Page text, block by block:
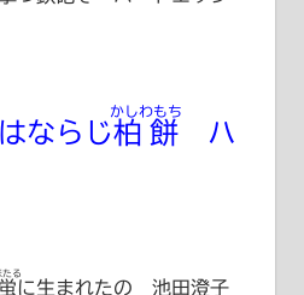
ならじ柏餅
かしわもち
ハ
蛍
たる
に生まれたの 池田澄子